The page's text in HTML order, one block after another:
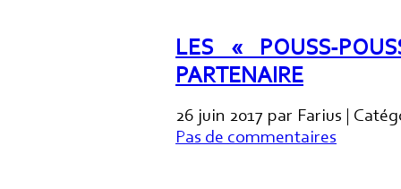
LES « POUSS-
PARTENAIRE
26 juin 2017 par Farius |
Pas de commentaires